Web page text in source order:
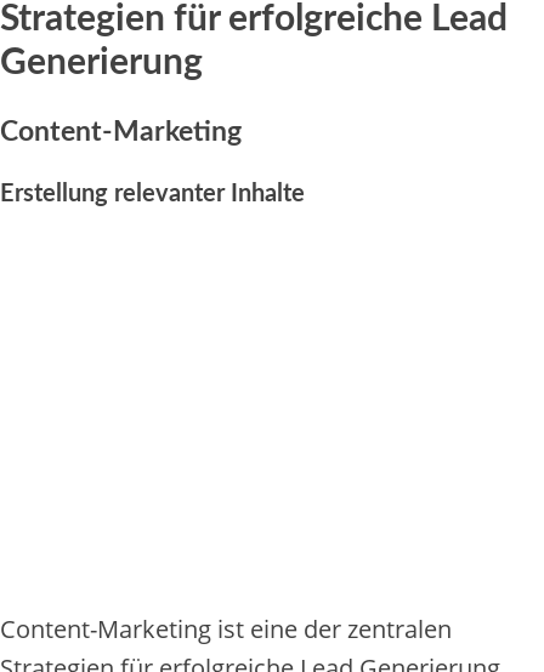
Strategien für erfolgreiche Lead
Generierung
Content-Marketing
Erstellung relevanter Inhalte
Content-Marketing ist eine der zentralen